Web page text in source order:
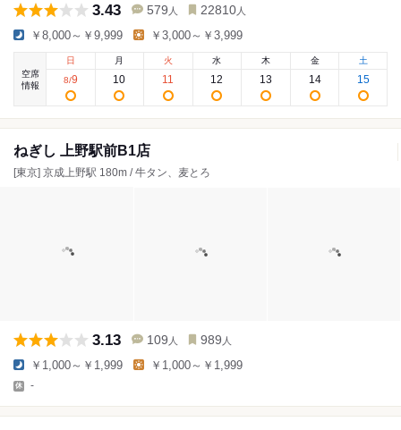
3.43 579 人 22810 人
￥8,000～￥9,999 ￥3,000～￥3,999
空席
情報
日
8/9
月
10
火
11
水
12
木
13
金
14
土
15
ねぎし 上野駅前B1店
[東京] 京成上野駅 180m / 牛タン、麦とろ
3.13 109 人 989 人
￥1,000～￥1,999 ￥1,000～￥1,999
-